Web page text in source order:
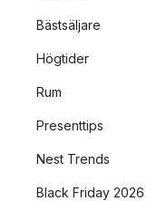
Bästsäljare
Högtider
Rum
Presenttips
Nest Trends
Black Friday 2026